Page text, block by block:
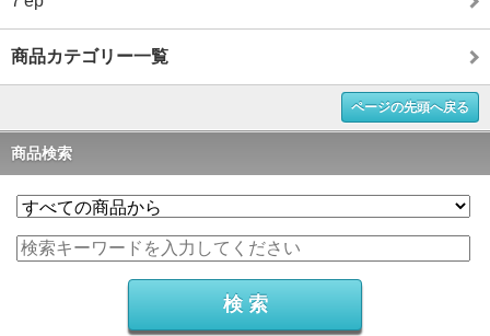
商品カテゴリー一覧
ページの先頭へ戻る
商品検索